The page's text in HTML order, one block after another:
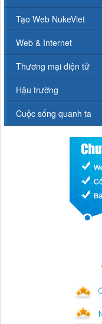
Tạo Web NukeViet
Web & Internet
Thương mại điện tử
Hậu trường
Cuộc sống quanh ta